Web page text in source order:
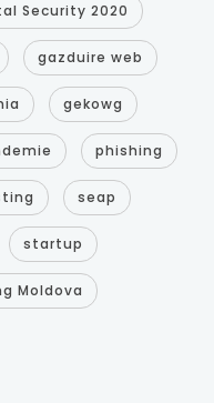
Security 2020
gazduire web
gekowg
phishing
seap
startup
Moldova